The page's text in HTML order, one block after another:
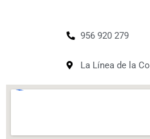
956 920 279
La Línea de la